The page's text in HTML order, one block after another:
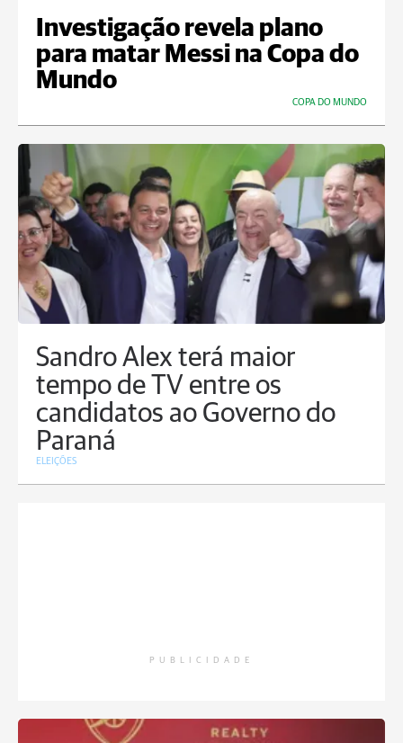
Investigação revela plano
para matar Messi na Copa do
Mundo
COPA DO MUNDO
Sandro Alex terá maior
tempo de TV entre os
candidatos ao Governo do
Paraná
ELEIÇÕES
PUBLICIDADE